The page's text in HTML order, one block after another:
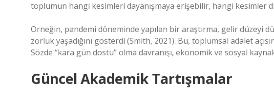
toplumun hangi kesimleri dayanışmaya erişebilir, hangi kesimler
Örneğin, pandemi döneminde yapılan bir araştırma, gelir düzeyi
zorluk yaşadığını gösterdi (Smith, 2021). Bu, toplumsal adalet
Sözde “kara gün dostu” olma davranışı, ekonomik ve sosyal
Güncel Akademik Tartışmalar